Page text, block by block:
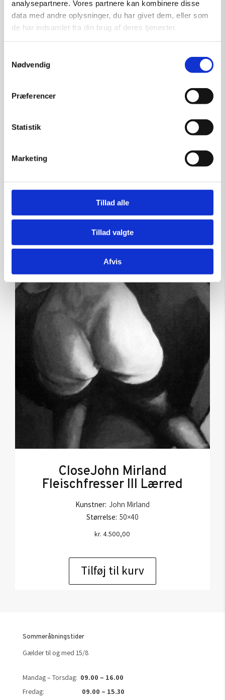
analysepartnere. Vores partnere kan kombinere disse
data med andre oplysninger, du har givet dem, eller som
de har indsamlet fra din brug af deres tjenester.
Nødvendig
Præferencer
Statistik
Marketing
Tillad alle
Tillad valgte
Afvis
Tilføj til kurv
CloseJohn Mirland
Fleischfresser III Lærred
Kunstner: John Mirland
Størrelse: 50×40
kr. 4.500,00
Tilføj til kurv
Sommeråbningstider
Gælder til og med 15/8
Mandag – Torsdag: 09.00 – 16.00
Fredag: 09.00 – 15.30